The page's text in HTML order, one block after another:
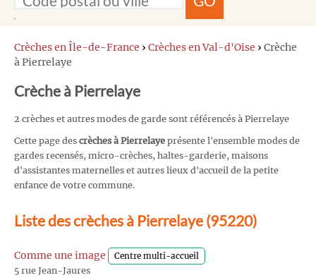
Crèches en Île-de-France › Crèches en Val-d'Oise › Crèche
à Pierrelaye
Crèche à Pierrelaye
2 crèches et autres modes de garde sont référencés à Pierrelaye
Cette page des crèches à Pierrelaye présente l'ensemble modes de
gardes recensés, micro-crèches, haltes-garderie, maisons
d'assistantes maternelles et autres lieux d'accueil de la petite
enfance de votre commune.
Liste des crèches à Pierrelaye (95220)
Comme une image Centre multi-accueil
5 rue Jean-Jaures